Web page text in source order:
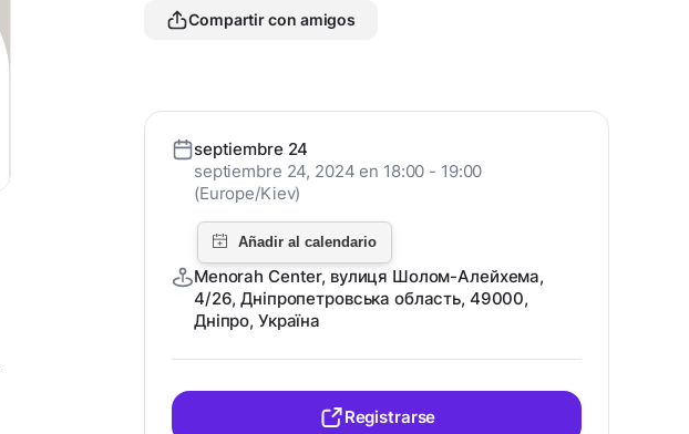
Compartir con amigos
septiembre 24
septiembre 24, 2024 en 18:00 - 19:00
(Europe/Kiev)
Menorah Center, вулиця Шолом-Алейхема,
4/26, Дніпропетровська область, 49000,
Дніпро, Україна
Registrarse